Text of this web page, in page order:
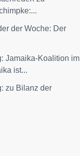
der Woche: Der
Jamaika-Koalition im
ist...
zu Bilanz der